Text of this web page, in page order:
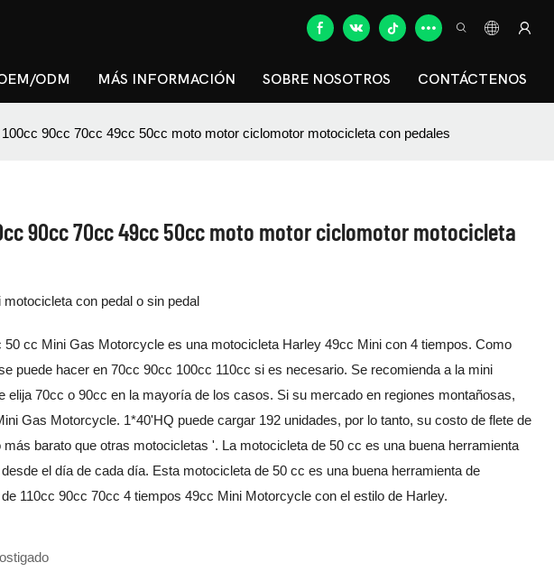
ODM MÁS INFORMACIÓN SOBRE NOSOTROS CONTÁCTENOS
90cc 70cc 49cc 50cc moto motor ciclomotor motocicleta con pedales
90cc 70cc 49cc 50cc moto motor ciclomotor motocicleta
con pedal o sin pedal
50 cc Mini Gas Motorcycle es una motocicleta Harley 49cc Mini con 4 tiempos. Como
puede hacer en 70cc 90cc 100cc 110cc si es necesario. Se recomienda a la mini
elija 70cc o 90cc en la mayoría de los casos. Si su mercado en regiones montañosas,
Gas Motorcycle. 1*40'HQ puede cargar 192 unidades, por lo tanto, su costo de flete de
barato que otras motocicletas '. La motocicleta de 50 cc es una buena herramienta
el día de cada día. Esta motocicleta de 50 cc es una buena herramienta de
110cc 90cc 70cc 4 tiempos 49cc Mini Motorcycle con el estilo de Harley.